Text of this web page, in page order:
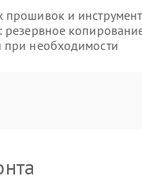
и
при необходимости